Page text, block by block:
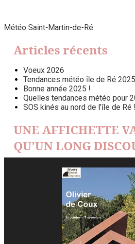
Météo Saint-Martin-de-Ré
Articles récents
Voeux 2026
Tendances météo île de Ré 2025
Bonne année 2025 !
Quelles tendances météo pour
SOS kinés au nord de l’île de Ré !
UNE AFFICHETTE
QU’UN LONG